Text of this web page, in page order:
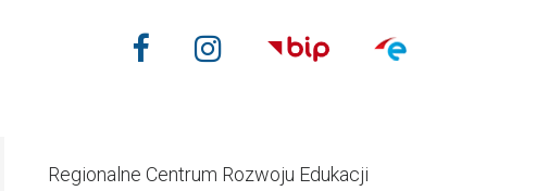
Nasze media
FacebookInstagram
Regionalne Centrum Rozwoju Edukacji